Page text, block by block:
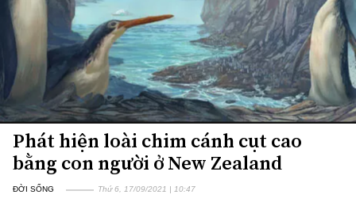
Phát hiện loài chim cánh cụt cao
bằng con người ở New Zealand
ĐỜI SỐNG Thứ 6, 17/09/2021 | 10:47